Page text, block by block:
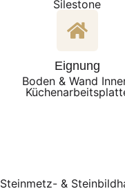
Silestone
Eignung
Boden & Wand
Steinmetz- &